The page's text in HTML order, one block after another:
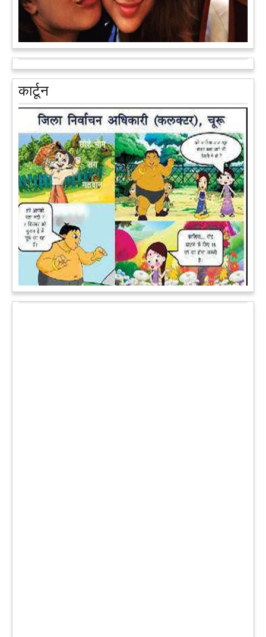
आरक्षण के विरोध में राजा भैया बोले, प्रमोशन का आधार गुणवत्ता और
वरिष्ठता हो, जाति नहीं
प्रतापगढ़ के कुंडा से बाहुबली विधायक रघुराज प्रताप सिंह उर्फ राजा भैया ने
शुक्रवार को लखनऊ में प्रेस कांफ्रेंस कर नई राजनीतिक पार्टी बनाने की
आधिकारिक घोषणा करते हुए पार्टी के मुद्दों के बारे में बताया.आगे पढ़ें
पेट पकड़ कर हंसने पर मजबूर हो जायेंगे आप जानवरों की ये अदाएं देखकर
कल्पना कीजिये उस दृश्य की, जिसमें कोई गिलहरी किसी मेंढक के साथ
लिप-लॉक कर रही हो। गिलहरी झूला झूल रही हो।आगे पढ़ें
कार्टून